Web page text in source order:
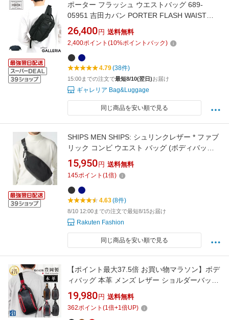
ポーター フラッシュ ウエストバッグ 689-
05951 吉田カバン PORTER FLASH WAIST
BAG ボディバッグ メンズ ブランド 撥水 レデ
ィース きれいめ かっこいい 軽い 散歩 斜めがけ
おしゃれ 大きめ ファスナー付き 大人 日本製
26,400 円 送料無料
2,400ポイント (10%ポイントバック)
4.79(38件)
15:00までの注文で最短8/10(翌日)お届け
ギャレリア Bag&Luggage
同じ商品を安い順で見る
SHIPS MEN SHIPS: シュリンクレザー * ファブ
リック コンビ ウエスト バッグ (ボディバッグ)
シップス バッグ ボディバッグ・ウエストポー
チ ネイビー ブラック【送料無料】
15,950 円 送料無料
145ポイント (1倍)
4.63(8件)
8/10 12:00までの注文で最短8/15お届け
Rakuten Fashion
同じ商品を安い順で見る
【ポイント最大37.5倍 お買い物マラソン】ボデ
ィバッグ 本革 メンズ レザー ショルダーバッグ
ボディーバッグ 斜めがけ 日本製 鞄 縦型 大きめ
40代 ショルダーバック 斜めかけ 大容量 ワンシ
ョルダーバッグ 豊岡製 5250
19,980 円 送料無料
362ポイント (1倍+1倍UP)